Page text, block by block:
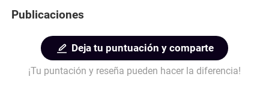
Publicaciones
Deja tu puntuación y comparte
¡Tu puntación y reseña pueden hacer la diferencia!